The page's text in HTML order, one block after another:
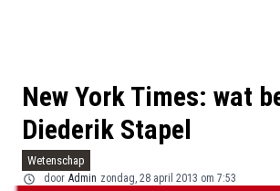
New York Times: wat
Diederik Stapel
Wetenschap
door Admin zondag, 28 april 2013 om 7:53